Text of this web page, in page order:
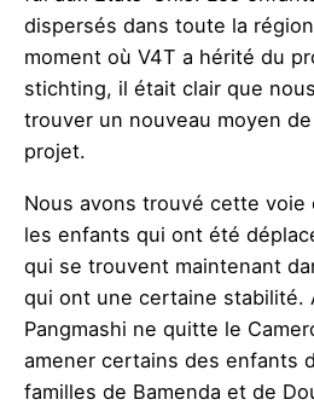
dispersés dans toute la
moment où V4T a hérité du
stichting, il était clair que
trouver un nouveau moyen
projet.
Nous avons trouvé cette voie
les enfants qui ont été
qui se trouvent maintenant
qui ont une certaine stabilité.
Pangmashi ne quitte le
amener certains des enfants
familles de Bamenda et de